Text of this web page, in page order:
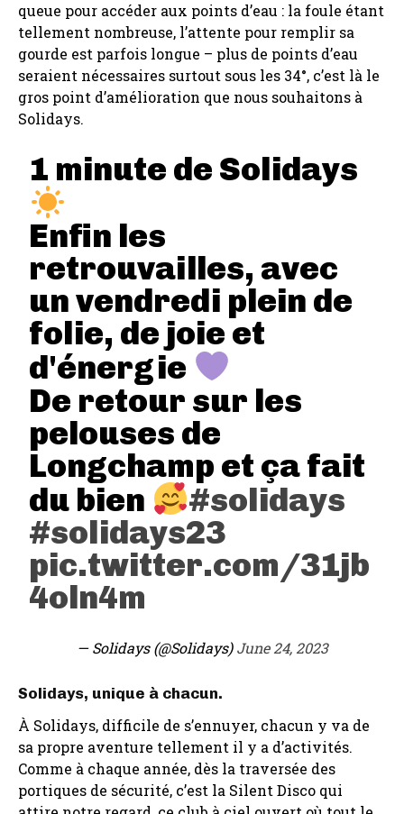
queue pour accéder aux points d’eau : la foule étant
tellement nombreuse, l’attente pour remplir sa
gourde est parfois longue – plus de points d’eau
seraient nécessaires surtout sous les 34°, c’est là le
gros point d’amélioration que nous souhaitons à
Solidays.
1 minute de Solidays
Enfin les
retrouvailles, avec
un vendredi plein de
folie, de joie et
d'énergie
De retour sur les
pelouses de
Longchamp et ça fait
du bien
#solidays
#solidays23
pic.twitter.com/31jb
4oln4m
— Solidays (@Solidays)June 24, 2023
Solidays, unique à chacun.
À Solidays, difficile de s’ennuyer, chacun y va de
sa propre aventure tellement il y a d’activités.
Comme à chaque année, dès la traversée des
portiques de sécurité, c’est la Silent Disco qui